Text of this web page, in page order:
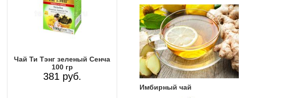
Чай Ти Тэнг зеленый Сенча
100 гр
381 руб.
Имбирный чай